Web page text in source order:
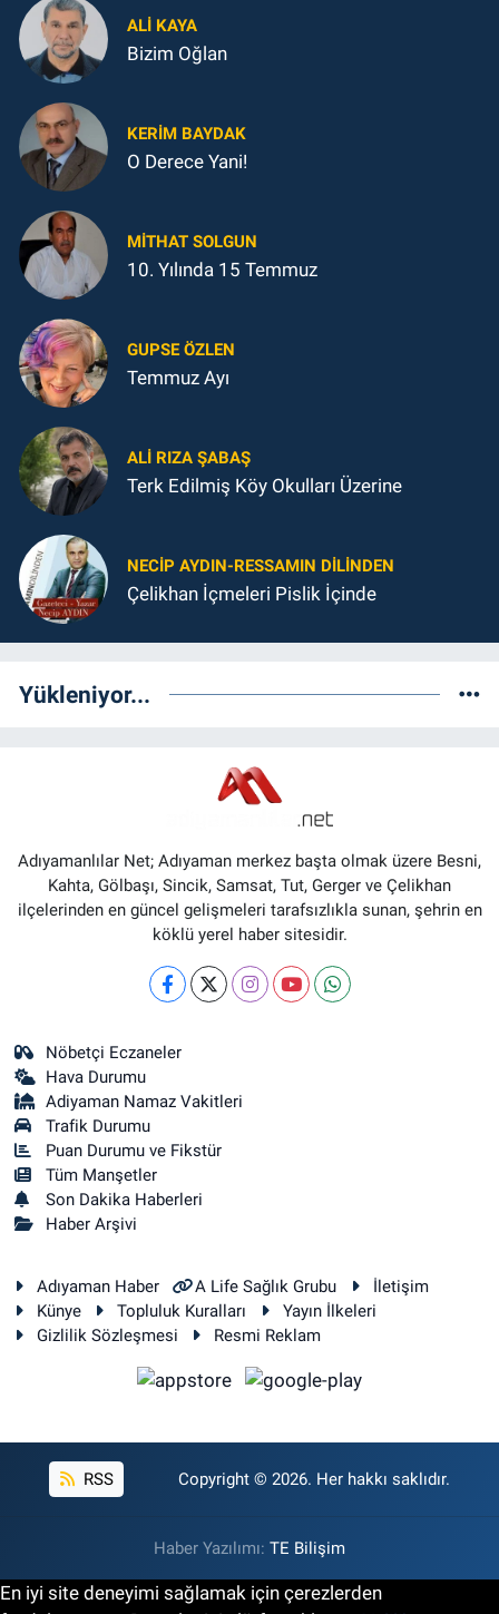
ALI KAYA
Bizim Oğlan
KERIM BAYDAK
O Derece Yani!
MITHAT SOLGUN
10. Yılında 15 Temmuz
GUPSE ÖZLEN
Temmuz Ayı
ALI RIZA ŞABAŞ
Terk Edilmiş Köy Okulları Üzerine
NECIP AYDIN-RESSAMIN DILINDEN
Çelikhan İçmeleri Pislik İçinde
Yükleniyor...
Adıyamanlılar Net; Adıyaman merkez başta olmak üzere Besni,
Kahta, Gölbaşı, Sincik, Samsat, Tut, Gerger ve Çelikhan
ilçelerinden en güncel gelişmeleri tarafsızlıkla sunan, şehrin en
köklü yerel haber sitesidir.
Nöbetçi Eczaneler
Hava Durumu
Adiyaman Namaz Vakitleri
Trafik Durumu
Puan Durumu ve Fikstür
Tüm Manşetler
Son Dakika Haberleri
Haber Arşivi
Adıyaman Haber A Life Sağlık Grubu
İletişim
Künye
Topluluk Kuralları
Yayın İlkeleri
Gizlilik Sözleşmesi
Resmi Reklam
RSS Copyright © 2026. Her hakkı saklıdır.
Haber Yazılımı: TE Bilişim
En iyi site deneyimi sağlamak için çerezlerden